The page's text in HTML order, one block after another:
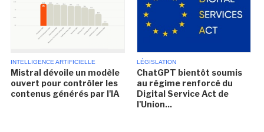
INTELLIGENCE ARTIFICIELLE
Mistral dévoile un modèle
ouvert pour contrôler les
contenus générés par l'IA
LÉGISLATION
ChatGPT bientôt soumis
au régime renforcé du
Digital Service Act de
l'Union...